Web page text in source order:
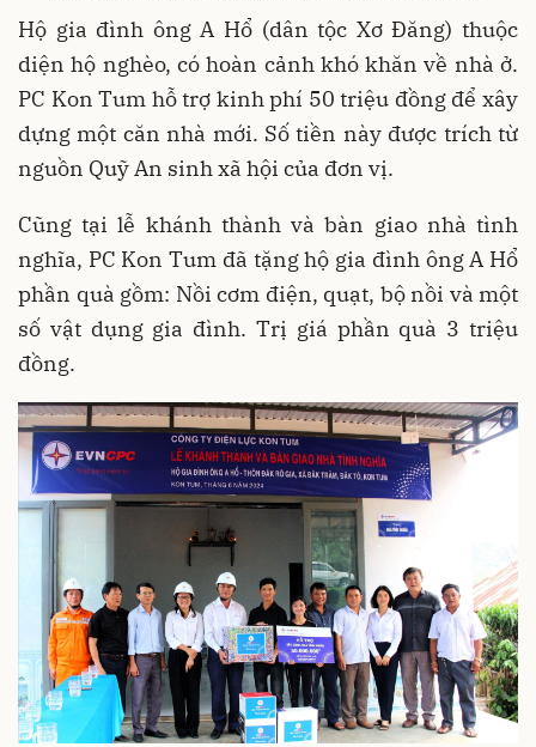
Hộ gia đình ông A Hổ (dân tộc Xơ Đăng) thuộc
diện hộ nghèo, có hoàn cảnh khó khăn về nhà ở.
PC Kon Tum hỗ trợ kinh phí 50 triệu đồng để xây
dựng một căn nhà mới. Số tiền này được trích từ
nguồn Quỹ An sinh xã hội của đơn vị.
Cũng tại lễ khánh thành và bàn giao nhà tình
nghĩa, PC Kon Tum đã tặng hộ gia đình ông A Hổ
phần quà gồm: Nồi cơm điện, quạt, bộ nồi và một
số vật dụng gia đình. Trị giá phần quà 3 triệu
đồng.